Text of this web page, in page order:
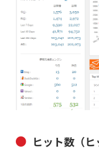
ヒット数（ヒ